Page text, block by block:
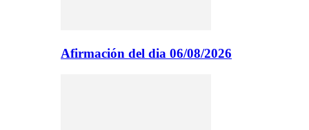
Afirmación del dia 06/08/2026